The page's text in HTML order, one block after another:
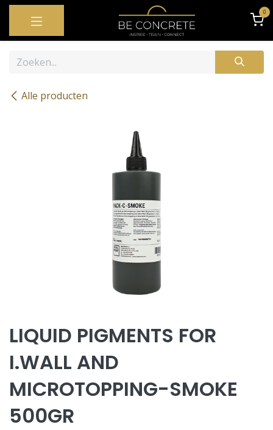
OVERSLAAN NAAR INHOUD 0
Alle producten
LIQUID PIGMENTS FOR
I.WALL AND
MICROTOPPING-SMOKE
500GR